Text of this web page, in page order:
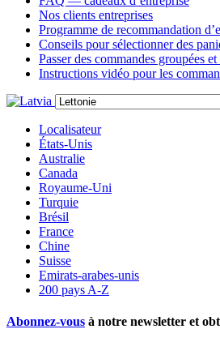
Nos clients entreprises
Programme de recommandation
Conseils pour sélectionner des
Passer des commandes groupées
Instructions vidéo pour les
Localisateur
États-Unis
Australie
Canada
Royaume-Uni
Turquie
Brésil
France
Chine
Suisse
Emirats-arabes-unis
200 pays A-Z
Abonnez-vous à notre newsletter et